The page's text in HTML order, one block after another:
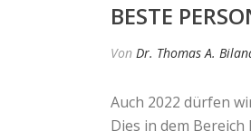
BESTE
Von Dr. Thomas A.
Auch 2022 dürfen
Dies in dem Bereich